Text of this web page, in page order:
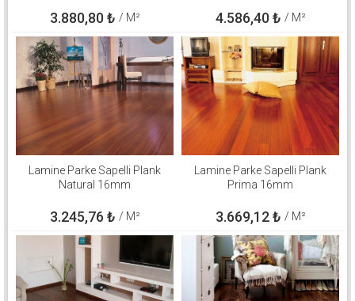
3.880,80₺ / M² 4.586,40₺ / M²
Lamine Parke Sapelli Plank
Natural 16mm
3.245,76 ₺ / M²
Lamine Parke Sapelli Plank
Prima 16mm
3.669,12₺ / M²